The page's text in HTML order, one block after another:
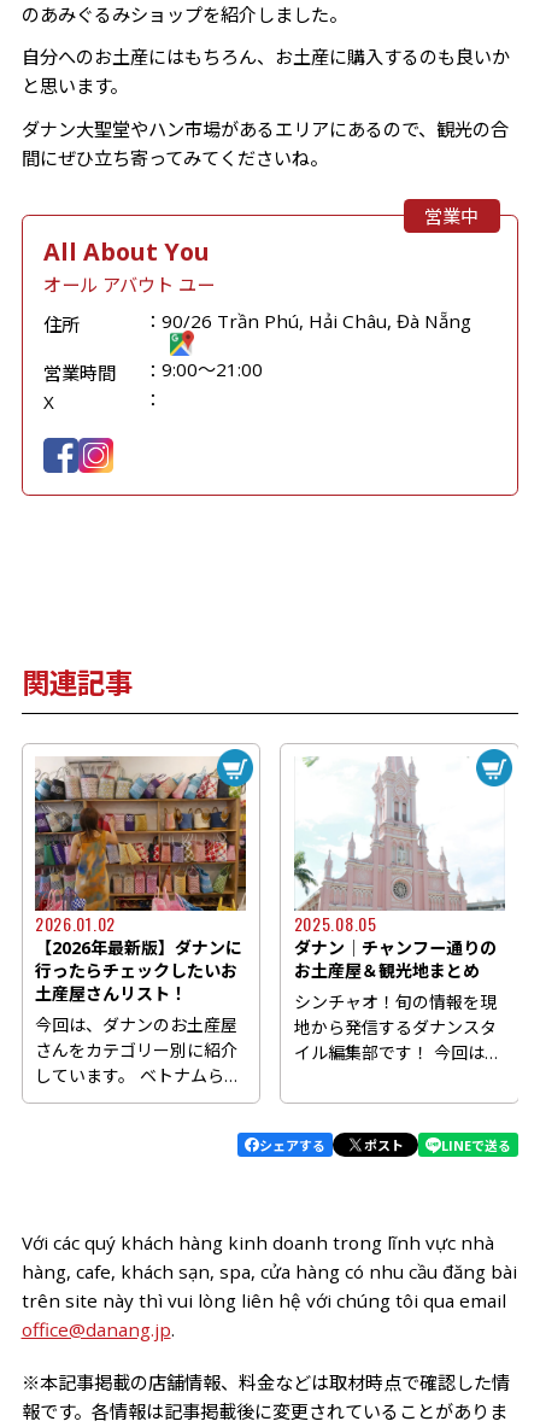
のあみぐるみショップを紹介しました。
自分へのお土産にはもちろん、お土産に購入するのも良いか
と思います。
ダナン大聖堂やハン市場があるエリアにあるので、観光の合
間にぜひ立ち寄ってみてくださいね。
営業中
All About You
オール アバウト ユー
住所
90/26 Trần Phú, Hải Châu, Đà Nẵng
営業時間
9:00～21:00
X
関連記事
2026.01.02
【2026年最新版】ダナンに
行ったらチェックしたいお
土産屋さんリスト！
今回は、ダナンのお土産屋
さんをカテゴリー別に紹介
しています。 ベトナムらし
いお土産を探している方
てくださいね。
2025.08.05
ダナン│チャンフー通りの
お土産屋＆観光地まとめ
シンチャオ！旬の情報を現
地から発信するダナンスタ
イル編集部です！ 今回はダ
ス...
シェアする ポスト LINEで送る
Với các quý khách hàng kinh doanh trong lĩnh vực nhà
hàng, cafe, khách sạn, spa, cửa hàng có nhu cầu đăng bài
trên site này thì vui lòng liên hệ với chúng tôi qua email
office@danang.jp.
※本記事掲載の店舗情報、料金などは取材時点で確認した情
報です。各情報は記事掲載後に変更されていることがありま